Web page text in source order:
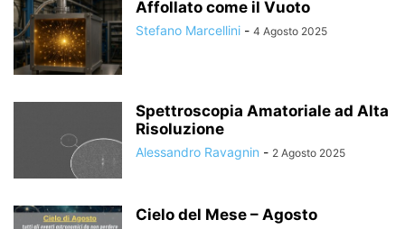
Affollato come il Vuoto
Stefano Marcellini - 4 Agosto 2025
Spettroscopia Amatoriale ad Alta
Risoluzione
Alessandro Ravagnin - 2 Agosto 2025
Cielo del Mese – Agosto